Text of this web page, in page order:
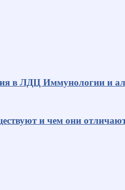
в ЛДЦ Иммунологии и
и чем они